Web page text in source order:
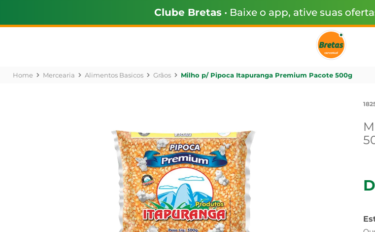
Clube Bretas • Baixe o app, ative suas
Mercearia Alimentos Basicos Grãos Milho p/ Pipoca Itapuranga Premium Pacote 500g